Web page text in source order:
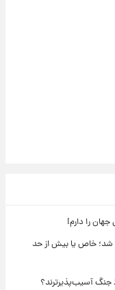
را دارم!
شد؛ خاص یا بیش از حد
جنگ آسیب‌پذیرترند؟